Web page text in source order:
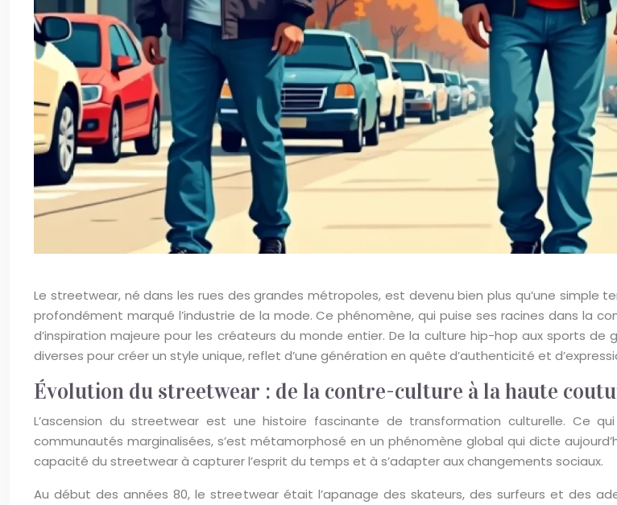
Le streetwear, né dans les rues des grandes métropoles, est devenu bien plus qu’une simple
profondément marqué l’industrie de la mode. Ce phénomène, qui puise ses racines dans la
d’inspiration majeure pour les créateurs du monde entier. De la culture hip-hop aux sports
diverses pour créer un style unique, reflet d’une génération en quête d’authenticité et
Évolution du streetwear : de la contre-culture à la haute
L’ascension du streetwear est une histoire fascinante de transformation culturelle. Ce
communautés marginalisées, s’est métamorphosé en un phénomène global qui dicte
capacité du streetwear à capturer l’esprit du temps et à s’adapter aux changements sociaux.
Au début des années 80, le streetwear était l’apanage des skateurs, des surfeurs et des